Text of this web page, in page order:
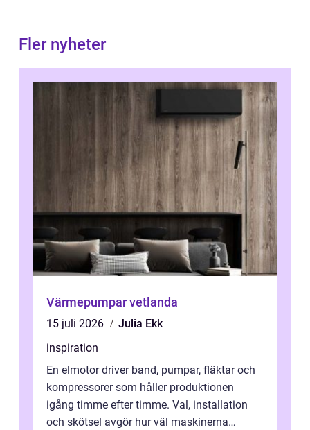
Fler nyheter
Värmepumpar vetlanda
15 juli 2026
Julia Ekk
inspiration
En elmotor driver band, pumpar, fläktar och
kompressorer som håller produktionen
igång timme efter timme. Val, installation
och skötsel avgör hur väl maskinerna